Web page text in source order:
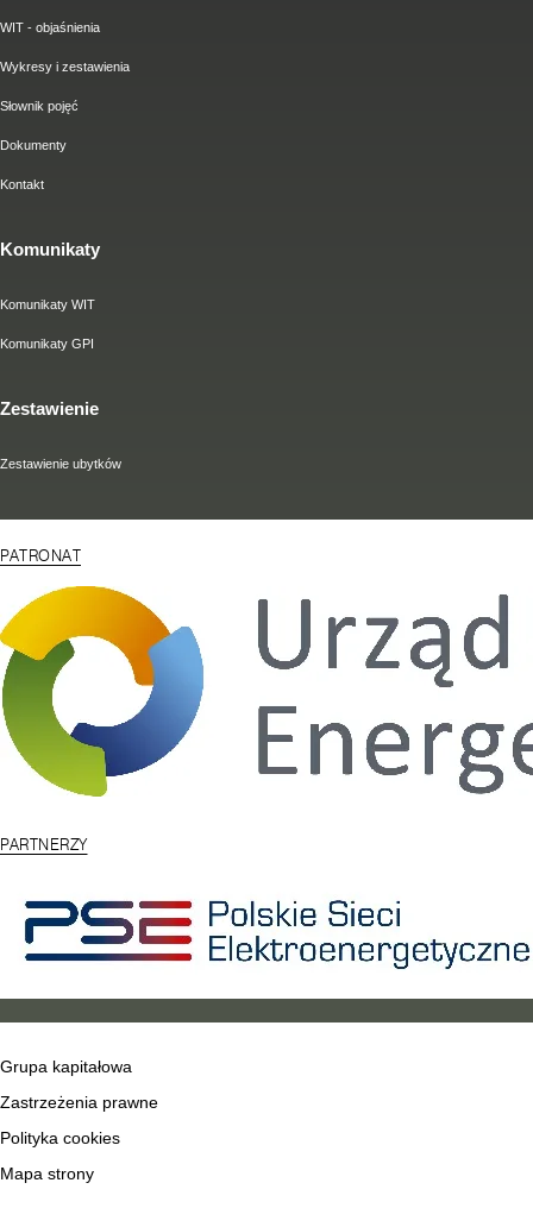
WIT - objaśnienia
Wykresy i zestawienia
Słownik pojęć
Dokumenty
Kontakt
Komunikaty
Komunikaty WIT
Komunikaty GPI
Zestawienie
Zestawienie ubytków
PATRONAT
PARTNERZY
Grupa kapitałowa
Zastrzeżenia prawne
Polityka cookies
Mapa strony